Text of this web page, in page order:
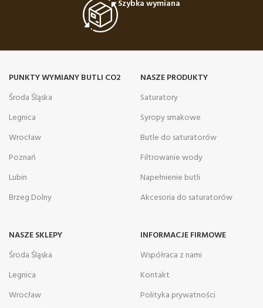
Szybka wymiana
PUNKTY WYMIANY BUTLI CO2
Środa Śląska
Legnica
Wrocław
Poznań
Lubin
Brzeg Dolny
NASZE PRODUKTY
Saturatory
Syropy smakowe
Butle do saturatorów
Filtrowanie wody
Napełnienie butli
Akcesoria do saturatorów
NASZE SKLEPY
Środa Śląska
Legnica
Wrocław
INFORMACJE FIRMOWE
Współraca z nami
Kontakt
Polityka prywatności